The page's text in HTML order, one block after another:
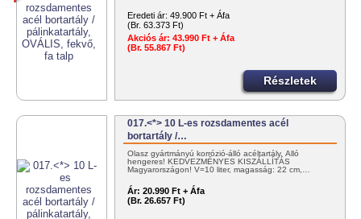
Eredeti ár: 49.900 Ft + Áfa
(Br. 63.373 Ft)
Akciós ár: 43.990 Ft + Áfa
(Br. 55.867 Ft)
Részletek
017.<*> 10 L-es rozsdamentes acél
bortartály /…
Olasz gyártmányú korrózió-álló acéltartály. Álló
hengeres! KEDVEZMÉNYES KISZÁLLÍTÁS
Magyarországon! V=10 liter, magasság: 22 cm,…
Ár: 20.990 Ft + Áfa
(Br. 26.657 Ft)